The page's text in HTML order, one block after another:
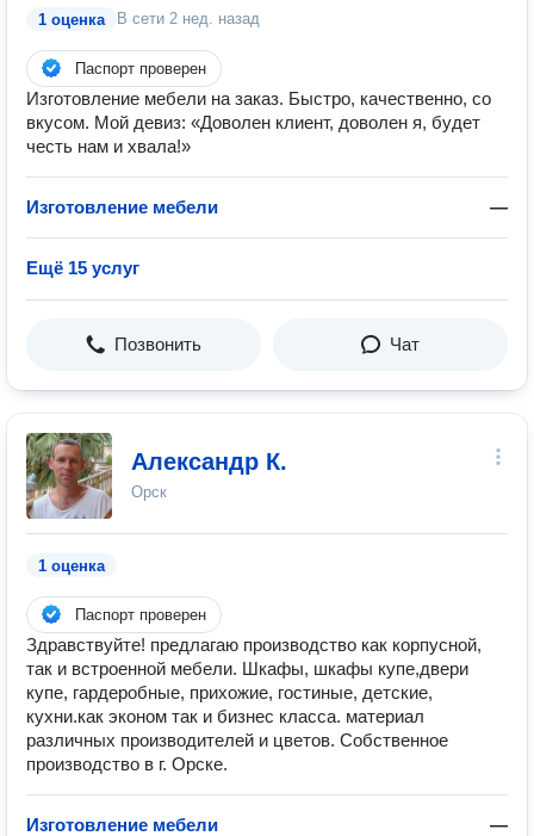
1 оценка В сети 2 нед. назад
Паспорт проверен
Изготовление мебели на заказ. Быстро, качественно, со
вкусом. Мой девиз: «Доволен клиент, доволен я, будет
честь нам и хвала!»
Изготовление мебели —
Ещё 15 услуг
Позвонить Чат
Александр К.
Орск
1 оценка
Паспорт проверен
Здравствуйте! предлагаю производство как корпусной,
так и встроенной мебели. Шкафы, шкафы купе,двери
купе, гардеробные, прихожие, гостиные, детские,
кухни.как эконом так и бизнес класса. материал
различных производителей и цветов. Собственное
производство в г. Орске.
Изготовление мебели —